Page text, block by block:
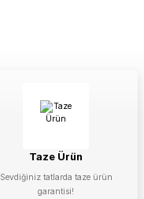
Taze Ürün
Sevdiğiniz tatlarda taze ürün
garantisi!